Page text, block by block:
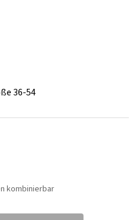
36-54
kombinierbar